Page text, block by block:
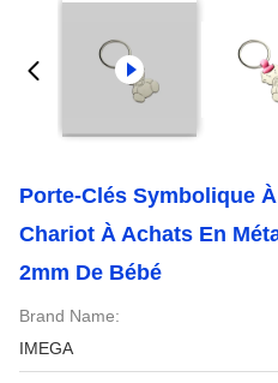
Porte-Clés Symbolique
Chariot À Achats En
2mm De Bébé
Brand Name:
IMEGA